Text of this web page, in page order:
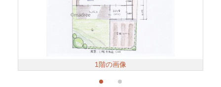
1階の画像